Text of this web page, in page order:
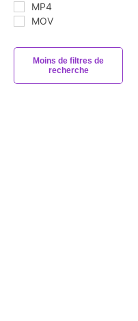
MP4
MOV
Moins de filtres de
recherche